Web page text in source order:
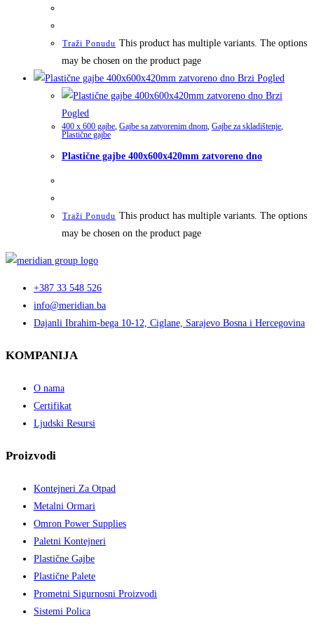
Traži Ponudu This product has multiple variants. The options
may be chosen on the product page
Brzi Pogled
Brzi
Pogled
400 x 600 gajbe, Gajbe sa zatvorenim dnom, Gajbe za skladištenje,
Plastične gajbe
Plastične gajbe 400x600x420mm zatvoreno dno
Traži Ponudu This product has multiple variants. The options
may be chosen on the product page
+387 33 548 526
info@meridian.ba
Dajanli Ibrahim-bega 10-12, Ciglane, Sarajevo Bosna i Hercegovina​
KOMPANIJA
O nama
Certifikat
Ljudski Resursi
Proizvodi
Kontejneri Za Otpad
Metalni Ormari
Omron Power Supplies
Paletni Kontejneri
Plastične Gajbe
Plastične Palete
Prometni Sigurnosni Proizvodi
Sistemi Polica